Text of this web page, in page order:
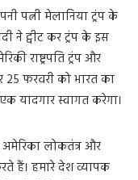
पत्नी मेलानिया ट्रंप के
ने ट्वीट कर ट्रंप के इस
राष्ट्रपति ट्रंप और
25 फरवरी को भारत का
यादगार स्वागत करेगा।
अमेरिका लोकतंत्र और
हैं। हमारे देश व्यापक